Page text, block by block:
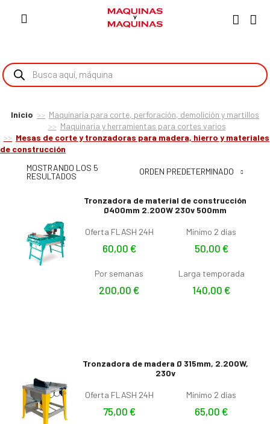
Inicio
Maquinaria para corte, perforación, demolición y martillos
Maquinaria y herramientas para cortes varios
Mesas de corte y tronzadoras para madera, hierro y materiales
de construcción
MOSTRANDO LOS 5
RESULTADOS
ORDEN PREDETERMINADO
Tronzadora de material de construcción
Ø400mm 2.200W 230v 500mm
Oferta FLASH 24H
60,00 €
Mínimo 2 días
50,00 €
Por semanas
200,00 €
Larga temporada
140,00 €
Tronzadora de madera Ø 315mm, 2.200W,
230v
Oferta FLASH 24H
75,00 €
Mínimo 2 días
65,00 €